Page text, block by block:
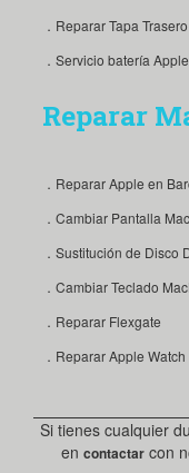
．Reparar Tapa Trasero
．Servicio batería Apple
Reparar
．Reparar Apple en
．Cambiar Pantalla Mac
．Sustitución de Disco
．Cambiar Teclado
．Reparar Flexgate
．Reparar Apple Watch
Si tienes cualquier
en contactarcon